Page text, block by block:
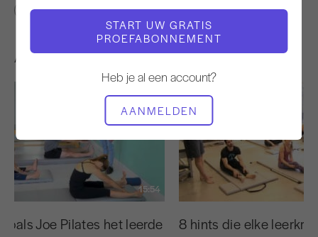
START UW GRATIS
PROEFABONNEMENT
Heb je al een account?
AANMELDEN
0 - 10 min
Mat
Andere workouts die je misschien leuk vindt
15:54
Joe Pilates het leerde
8 hints die elke